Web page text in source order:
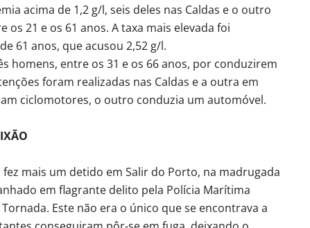
acima de 1,2 g/l, seis deles nas Caldas e o outro
21 e os 61 anos. A taxa mais elevada foi
61 anos, que acusou 2,52 g/l.
homens, entre os 31 e os 66 anos, por conduzirem
foram realizadas nas Caldas e a outra em
ciclomotores, o outro conduzia um automóvel.
mais um detido em Salir do Porto, na madrugada
em flagrante delito pela Polícia Marítima
Este não era o único que se encontrava a